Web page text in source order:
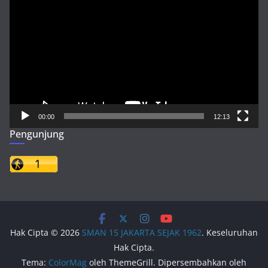
00:00 12:13
Pengunjung
Hak Cipta © 2026 SMAN 15 JAKARTA SEJAK 1962. Keseluruhan
Hak Cipta.
Tema: ColorMag oleh ThemeGrill. Dipersembahkan oleh